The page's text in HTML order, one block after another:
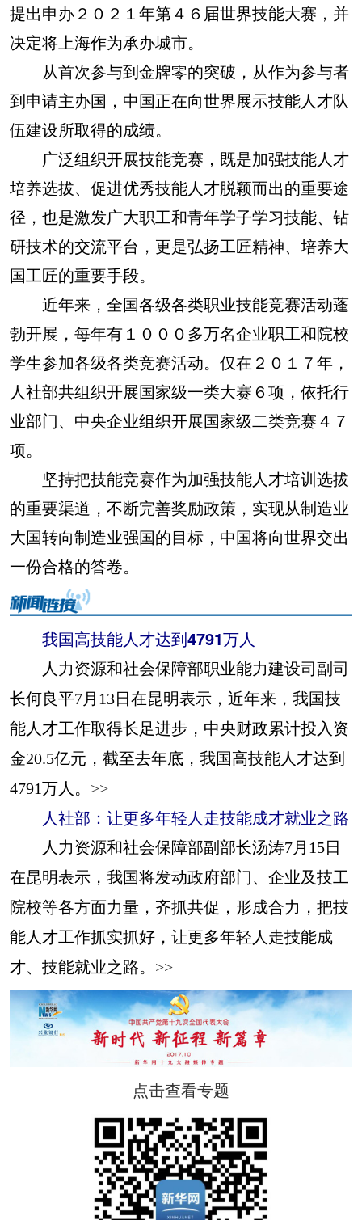
提出申办２０２１年第４６届世界技能大赛，并
决定将上海作为承办城市。
从首次参与到金牌零的突破，从作为参与者
到申请主办国，中国正在向世界展示技能人才队
伍建设所取得的成绩。
广泛组织开展技能竞赛，既是加强技能人才
培养选拔、促进优秀技能人才脱颖而出的重要途
径，也是激发广大职工和青年学子学习技能、钻
研技术的交流平台，更是弘扬工匠精神、培养大
国工匠的重要手段。
近年来，全国各级各类职业技能竞赛活动蓬
勃开展，每年有１０００多万名企业职工和院校
学生参加各级各类竞赛活动。仅在２０１７年，
人社部共组织开展国家级一类大赛６项，依托行
业部门、中央企业组织开展国家级二类竞赛４７
项。
坚持把技能竞赛作为加强技能人才培训选拔
的重要渠道，不断完善奖励政策，实现从制造业
大国转向制造业强国的目标，中国将向世界交出
一份合格的答卷。
我国高技能人才达到4791万人
人力资源和社会保障部职业能力建设司副司
长何良平7月13日在昆明表示，近年来，我国技
能人才工作取得长足进步，中央财政累计投入资
金20.5亿元，截至去年底，我国高技能人才达到
4791万人。 >>
人社部：让更多年轻人走技能成才就业之路
人力资源和社会保障部副部长汤涛7月15日
在昆明表示，我国将发动政府部门、企业及技工
院校等各方面力量，齐抓共促，形成合力，把技
能人才工作抓实抓好，让更多年轻人走技能成
才、技能就业之路。 >>
点击查看专题